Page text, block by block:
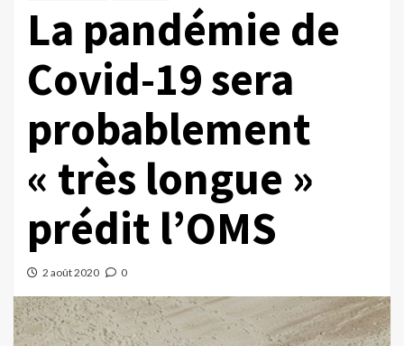
La pandémie de
Covid-19 sera
probablement
« très longue »
prédit l’OMS
2 août 2020 0